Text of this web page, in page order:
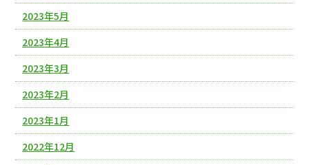
2023年5月
2023年4月
2023年3月
2023年2月
2023年1月
2022年12月